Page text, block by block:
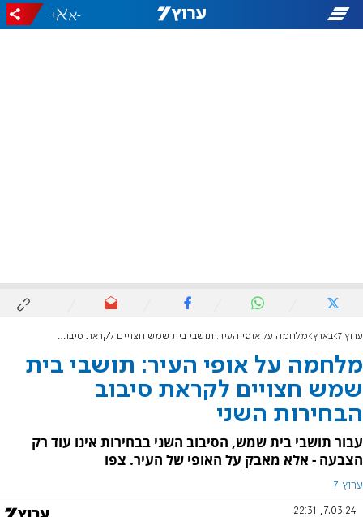
-
+
ערוץ 7 בארץ מלחמה על אופי העיר: תושבי בית שמש חצויים לקראת סיבוב הבחירות השני
מלחמה על אופי העיר: תושבי בית
שמש חצויים לקראת סיבוב
הבחירות השני
עבור תושבי בית שמש, הסיבוב השני בבחירות אינו עוד רק
הצבעה - אלא מאבק על האופי של העיר. צפו
ערוץ 7
7.03.24, 22:31